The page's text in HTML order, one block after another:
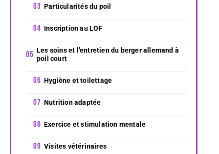
Particularités du poil
Inscription au LOF
Les soins et l’entretien du berger allemand à
poil court
Hygiène et toilettage
Nutrition adaptée
Exercice et stimulation mentale
Visites vétérinaires